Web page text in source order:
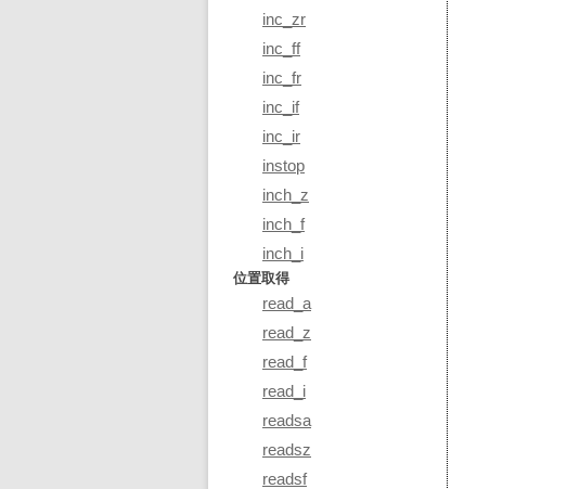
inc_zr
inc_ff
inc_fr
inc_if
inc_ir
instop
inch_z
inch_f
inch_i
位置取得
read_a
read_z
read_f
read_i
readsa
readsz
readsf